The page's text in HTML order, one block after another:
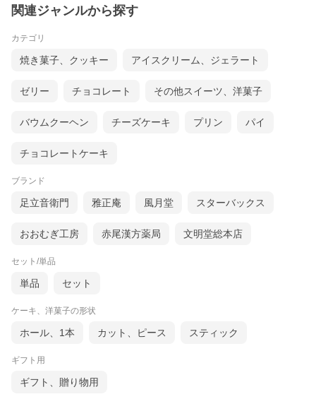
関連ジャンルから探す
カテゴリ
焼き菓子、クッキー アイスクリーム、ジェラート
ゼリー チョコレート その他スイーツ、洋菓子
バウムクーヘン チーズケーキ プリン パイ
チョコレートケーキ
ブランド
足立音衛門 雅正庵 風月堂 スターバックス
おおむぎ工房 赤尾漢方薬局 文明堂総本店
セット/単品
単品 セット
ケーキ、洋菓子の形状
ホール、1本 カット、ピース スティック
ギフト用
ギフト、贈り物用